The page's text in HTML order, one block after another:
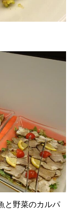
と野菜のカルパ